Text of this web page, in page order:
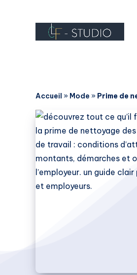
Accueil » Mode » Prime de